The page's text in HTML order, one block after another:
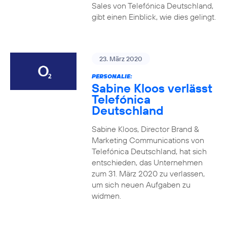
Sales von Telefónica Deutschland,
gibt einen Einblick, wie dies gelingt.
23. März 2020
PERSONALIE:
Sabine Kloos verlässt
Telefónica
Deutschland
Sabine Kloos, Director Brand &
Marketing Communications von
Telefónica Deutschland, hat sich
entschieden, das Unternehmen
zum 31. März 2020 zu verlassen,
um sich neuen Aufgaben zu
widmen.